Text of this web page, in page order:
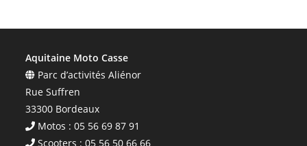
Aquitaine Moto Casse
Parc d’activités Aliénor
Rue Suffren
33300 Bordeaux
Motos : 05 56 69 87 91
Scooters : 05 56 50 66 66